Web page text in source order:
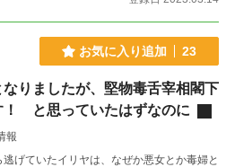
お気に入り追加 23
りましたが、堅物毒舌宰相閣下
！ と思っていたはずなのに
報
げていたイリヤは、なぜか悪女とか毒婦と